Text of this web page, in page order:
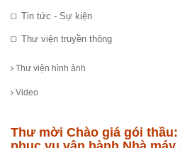
Tin tức - Sự kiện
Thư viện truyền thông
Thư viện hình ảnh
Video
Thư mời Chào giá gói thầu: